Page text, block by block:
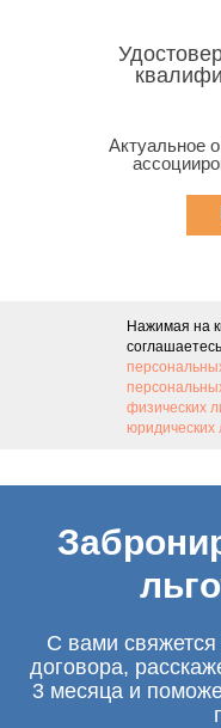
Актуальное
Нажимая на
физических
юридических
С вами свяжется
договора,
3 месяца и